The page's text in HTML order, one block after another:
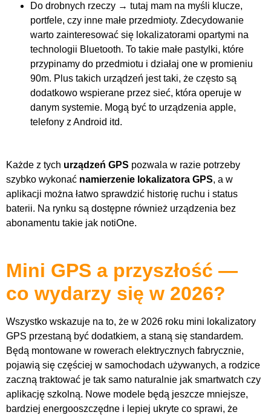
Do drobnych rzeczy → tutaj mam na myśli klucze,
portfele, czy inne małe przedmioty. Zdecydowanie
warto zainteresować się lokalizatorami opartymi na
technologii Bluetooth. To takie małe pastylki, które
przypinamy do przedmiotu i działaj one w promieniu
90m. Plus takich urządzeń jest taki, że często są
dodatkowo wspierane przez sieć, która operuje w
danym systemie. Mogą być to urządzenia apple,
telefony z Android itd.
Każde z tych urządzeń GPS pozwala w razie potrzeby
szybko wykonać namierzenie lokalizatora GPS, a w
aplikacji można łatwo sprawdzić historię ruchu i status
baterii. Na rynku są dostępne również urządzenia bez
abonamentu takie jak notiOne.
Mini GPS a przyszłość —
co wydarzy się w 2026?
Wszystko wskazuje na to, że w 2026 roku mini lokalizatory
GPS przestaną być dodatkiem, a staną się standardem.
Będą montowane w rowerach elektrycznych fabrycznie,
pojawią się częściej w samochodach używanych, a rodzice
zaczną traktować je tak samo naturalnie jak smartwatch czy
aplikację szkolną. Nowe modele będą jeszcze mniejsze,
bardziej energooszczędne i lepiej ukryte co sprawi, że